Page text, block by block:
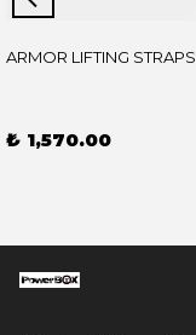
ARMOR LIFTING STRAPS
₺ 1,570.00